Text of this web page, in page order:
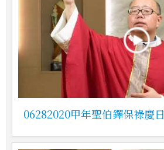
06282020甲年聖伯鐸保祿慶日